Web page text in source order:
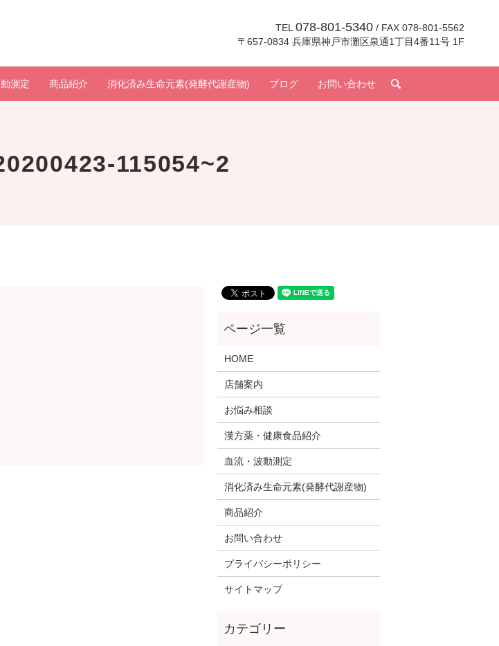
TEL 078-801-5340 / FAX 078-801-5562
〒657-0834 兵庫県神戸市灘区泉通1丁目4番11号 1F
測定 商品紹介 消化済み生命元素(発酵代謝産物) ブログ お問い合わせ
115054~2
HOME
店舗案内
お悩み相談
漢方薬・健康食品紹介
血流・波動測定
消化済み生命元素(発酵代謝産物)
商品紹介
お問い合わせ
プライバシーポリシー
サイトマップ